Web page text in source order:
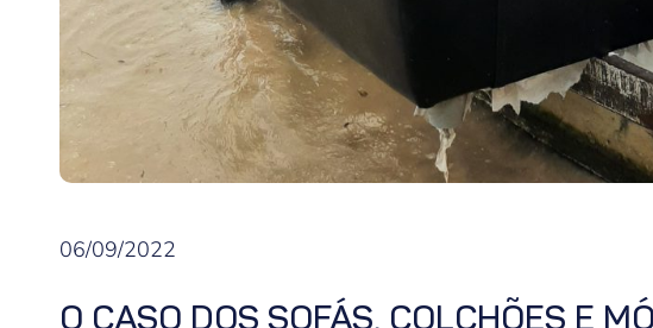
06/09/2022
O CASO DOS SOFÁS, COLCHÕES E